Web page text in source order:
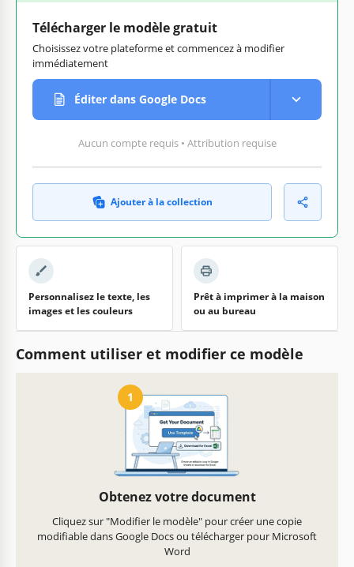
Télécharger le modèle gratuit
Choisissez votre plateforme et commencez à modifier
immédiatement
Éditer dans Google Docs
Aucun compte requis • Attribution requise
Ajouter à la collection
Personnalisez le texte, les
images et les couleurs
Prêt à imprimer à la maison
ou au bureau
Comment utiliser et modifier ce modèle
1
Obtenez votre document
Cliquez sur "Modifier le modèle" pour créer une copie
modifiable dans Google Docs ou télécharger pour Microsoft
Word